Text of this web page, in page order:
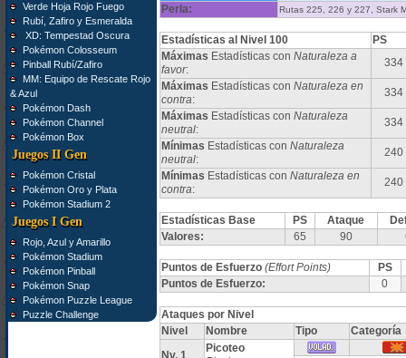
Verde Hoja Rojo Fuego
Rubí, Zafiro y Esmeralda
XD: Tempestad Oscura
Pokémon Colosseum
Pinball Rubí/Zafiro
MM: Equipo de Rescate Rojo
& Azul
Pokémon Dash
Pokémon Channel
Pokémon Box
Juegos II Gen
Pokémon Cristal
Pokémon Oro y Plata
Pokémon Stadium 2
Juegos I Gen
Rojo, Azul y Amarillo
Pokémon Stadium
Pokémon Pinball
Pokémon Snap
Pokémon Puzzle League
Puzzle Challenge
Perla: Rutas 225, 226 y 227, Stark
Estadísticas al Nivel 100
PS
Máximas Estadísticas con Naturaleza a
favor:
334
Máximas Estadísticas con Naturaleza en
contra:
334
Máximas Estadísticas con Naturaleza
neutral:
334
Mínimas Estadísticas con Naturaleza
neutral:
240
Mínimas Estadísticas con Naturaleza en
contra:
240
Estadísticas Base PS Ataque
Valores:
65 90
Puntos de Esfuerzo (Effort Points)
PS
Puntos de Esfuerzo:
0
Ataques por Nivel
Nivel
Nombre Tipo
Categoría
Nv. 1
Picoteo